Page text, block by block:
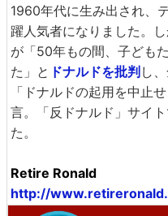
1960年代に生み出され、
躍人気者になりました。
が「50年もの間、子ども
た」と ドナルドを批判 し
「ドナルドの起用を中止
言。「反ドナルド」サイ
た。
Retire Ronald
http://